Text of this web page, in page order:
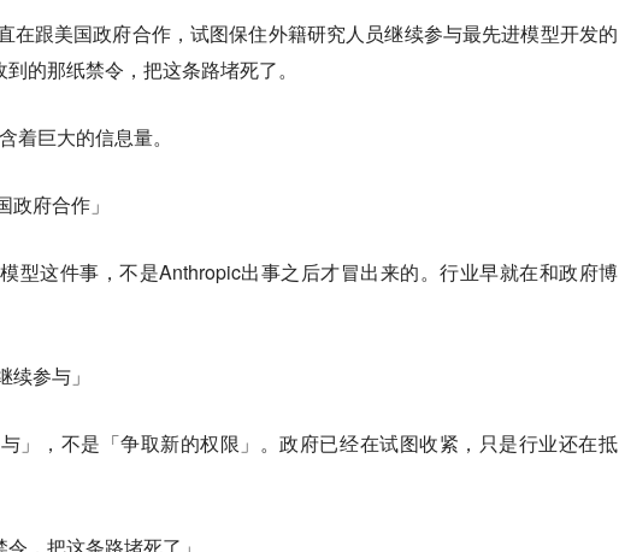
在跟美国政府合作，试图保住外籍研究人员继续参与最先进模型开发的
的那纸禁令，把这条路堵死了。
着巨大的信息量。
政府合作」
型这件事，不是Anthropic出事之后才冒出来的。行业早就在和政府博
续参与」
」，不是「争取新的权限」。政府已经在试图收紧，只是行业还在抵
，把这条路堵死了」